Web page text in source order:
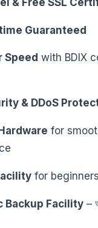
Guaranteed
Speed with BDIX
& DDoS
for
for beginners
Backup Facility –